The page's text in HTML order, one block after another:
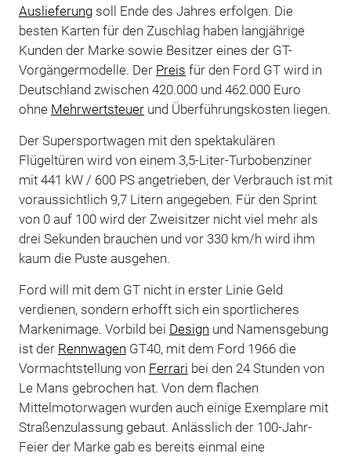
Auslieferungsoll Ende des Jahres erfolgen. Die
besten Karten für den Zuschlag haben langjährige
Kunden der Marke sowie Besitzer eines der GT-
Vorgängermodelle. Der Preis für den Ford GT wird in
Deutschland zwischen 420.000 und 462.000 Euro
ohne Mehrwertsteuerund Überführungskosten liegen.
Der Supersportwagen mit den spektakulären
Flügeltüren wird von einem 3,5-Liter-Turbobenziner
mit 441 kW / 600 PS angetrieben, der Verbrauch ist mit
voraussichtlich 9,7 Litern angegeben. Für den Sprint
von 0 auf 100 wird der Zweisitzer nicht viel mehr als
drei Sekunden brauchen und vor 330 km/h wird ihm
kaum die Puste ausgehen.
Ford will mit dem GT nicht in erster Linie Geld
verdienen, sondern erhofft sich ein sportlicheres
Markenimage. Vorbild bei Design und Namensgebung
ist der Rennwagen GT40, mit dem Ford 1966 die
Vormachtstellung von Ferrari bei den 24 Stunden von
Le Mans gebrochen hat. Von dem flachen
Mittelmotorwagen wurden auch einige Exemplare mit
Straßenzulassung gebaut. Anlässlich der 100-Jahr-
Feier der Marke gab es bereits einmal eine